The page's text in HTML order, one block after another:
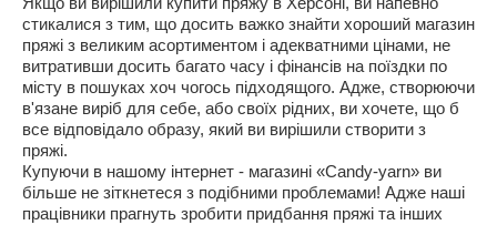
стикалися з тим, що досить важко знайти хороший магазин
пряжі з великим асортиментом і адекватними цінами, не
витративши досить багато часу і фінансів на поїздки по
місту в пошуках хоч чогось підходящого. Адже, створюючи
в'язане виріб для себе, або своїх рідних, ви хочете, що б
все відповідало образу, який ви вирішили створити з
пряжі.
Купуючи в нашому інтернет - магазині «Candy-yarn» ви
більше не зіткнетеся з подібними проблемами! Адже наші
працівники прагнуть зробити придбання пряжі та інших